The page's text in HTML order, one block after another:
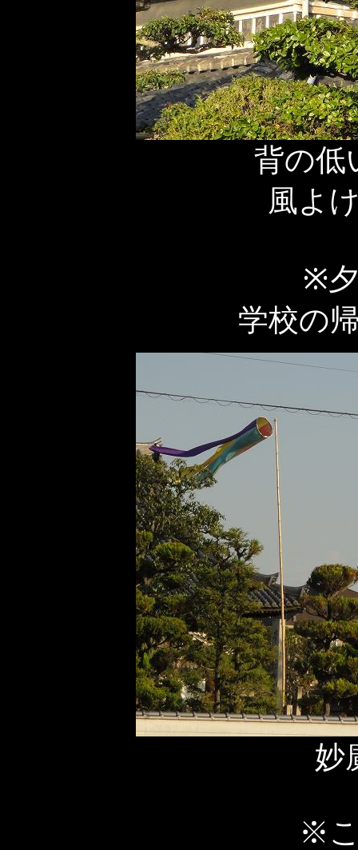
背の低
風よ
※
学校の
妙
※